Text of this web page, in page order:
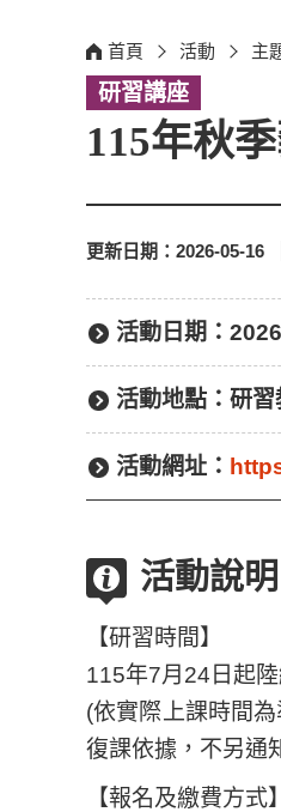
首頁 活動 主
研習講座
115年秋
更新日期： 2026-05-16
活動日期：
活動地點： 研習
活動網址：
活動說明
【研習時間】
115年7月24日起
(依實際上課時間
復課依據，不另通
【報名及繳費方式】